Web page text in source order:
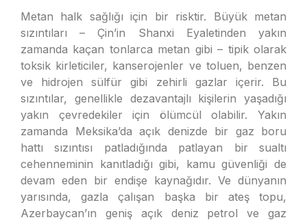
Metan halk sağlığı için bir risktir. Büyük metan
sızıntıları – Çin’in Shanxi Eyaletinden yakın
zamanda kaçan tonlarca metan gibi – tipik olarak
toksik kirleticiler, kanserojenler ve toluen, benzen
ve hidrojen sülfür gibi zehirli gazlar içerir. Bu
sızıntılar, genellikle dezavantajlı kişilerin yaşadığı
yakın çevredekiler için ölümcül olabilir. Yakın
zamanda Meksika’da açık denizde bir gaz boru
hattı sızıntısı patladığında patlayan bir sualtı
cehenneminin kanıtladığı gibi, kamu güvenliği de
devam eden bir endişe kaynağıdır. Ve dünyanın
yarısında, gazla çalışan başka bir ateş topu,
Azerbaycan’ın geniş açık deniz petrol ve gaz